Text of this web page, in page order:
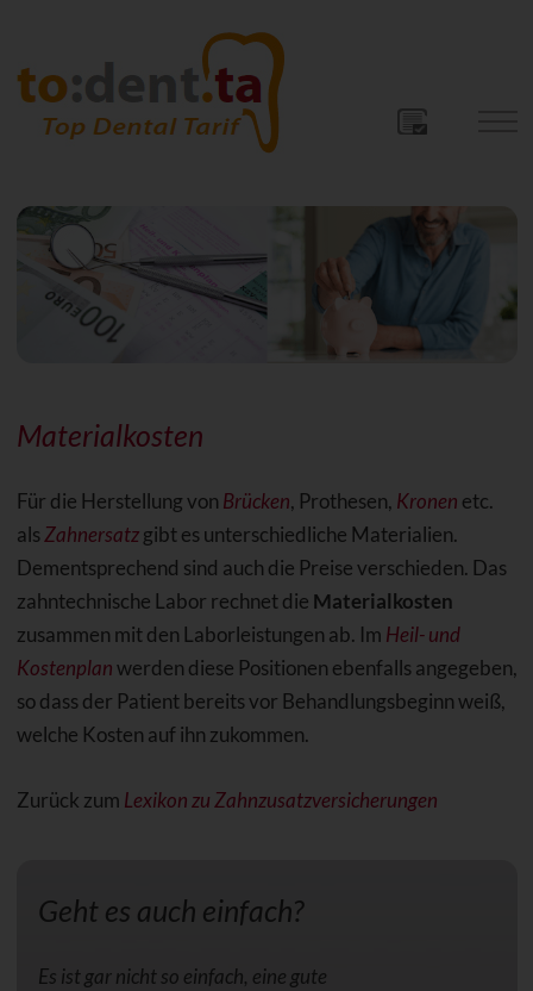
Materialkosten
Für die Herstellung von Brücken, Prothesen, Kronen etc.
alsZahnersatzgibt es unterschiedliche Materialien.
Dementsprechend sind auch die Preise verschieden. Das
zahntechnische Labor rechnet die Materialkosten
zusammen mit den Laborleistungen ab. Im Heil- und
Kostenplanwerden diese Positionen ebenfalls angegeben,
so dass der Patient bereits vor Behandlungsbeginn weiß,
welche Kosten auf ihn zukommen.
Zurück zum Lexikon zu Zahnzusatzversicherungen
Geht es auch einfach?
Es ist gar nicht so einfach, eine gute